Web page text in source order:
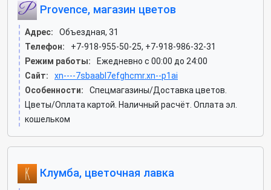
Provence, магазин цветов
Адрес:
Объездная, 31
Телефон:
+7-918-955-50-25, +7-918-986-32-31
Режим работы:
Ежедневно с 00:00 до 24:00
Сайт:
xn----7sbaabl7efghcmr.xn--p1ai
Особенности:
Спецмагазины/Доставка цветов.
Цветы/Оплата картой. Наличный расчёт. Оплата эл.
кошельком
Клумба, цветочная лавка